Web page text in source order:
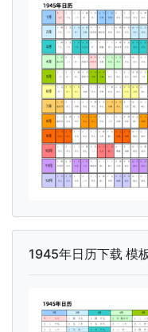
1945年日历下载 模